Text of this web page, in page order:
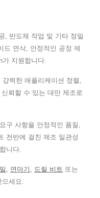
, 반도체 작업 및 기타 정밀
드 연삭, 안정적인 공정 제
지원합니다.
력한 애플리케이션 정렬,
뢰할 수 있는 대만 제조로
구 사항을 안정적인 품질,
전반에 걸친 제조 일관성
니다.
연마기 드릴 비트 또는
세요.